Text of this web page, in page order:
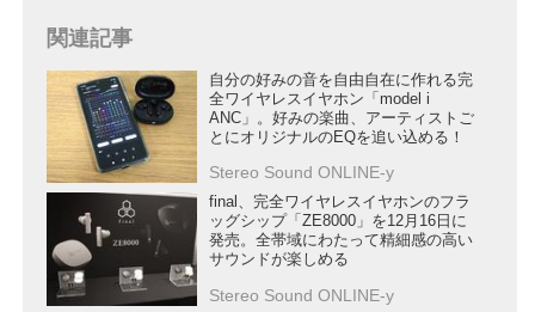
関連記事
自分の好みの音を自由自在に作れる完
全ワイヤレスイヤホン「model i
ANC」。好みの楽曲、アーティストご
とにオリジナルのEQを追い込める！
Stereo Sound ONLINE-y
final、完全ワイヤレスイヤホンのフラ
ッグシップ「ZE8000」を12月16日に
発売。全帯域にわたって精細感の高い
サウンドが楽しめる
Stereo Sound ONLINE-y